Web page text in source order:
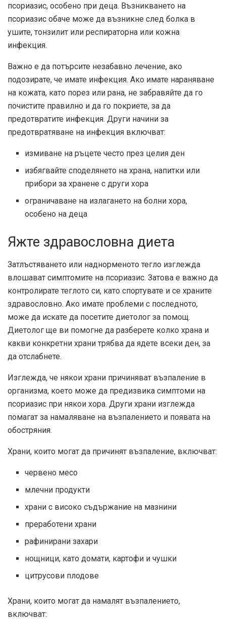
псориазис, особено при деца. Възникването на
псориазис обаче може да възникне след болка в
ушите, тонзилит или респираторна или кожна
инфекция.
Важно е да потърсите незабавно лечение, ако
подозирате, че имате инфекция. Ако имате нараняване
на кожата, като порез или рана, не забравяйте да го
почистите правилно и да го покриете, за да
предотвратите инфекция. Други начини за
предотвратяване на инфекция включват:
измиване на ръцете често през целия ден
избягвайте споделянето на храна, напитки или
прибори за хранене с други хора
ограничаване на излагането на болни хора,
особено на деца
Яжте здравословна диета
Затлъстяването или наднорменото тегло изглежда
влошават симптомите на псориазис. Затова е важно да
контролирате теглото си, като спортувате и се храните
здравословно. Ако имате проблеми с последното,
може да искате да посетите диетолог за помощ.
Диетолог ще ви помогне да разберете колко храна и
какви конкретни храни трябва да ядете всеки ден, за
да отслабнете.
Изглежда, че някои храни причиняват възпаление в
организма, което може да предизвика симптоми на
псориазис при някои хора. Други храни изглежда
помагат за намаляване на възпалението и появата на
обостряния.
Храни, които могат да причинят възпаление, включват:
червено месо
млечни продукти
храни с високо съдържание на мазнини
преработени храни
рафинирани захари
нощници, като домати, картофи и чушки
цитрусови плодове
Храни, които могат да намалят възпалението,
включват: